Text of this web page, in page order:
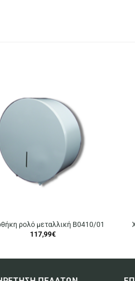
ρολό μεταλλική B0410/01
117,99€